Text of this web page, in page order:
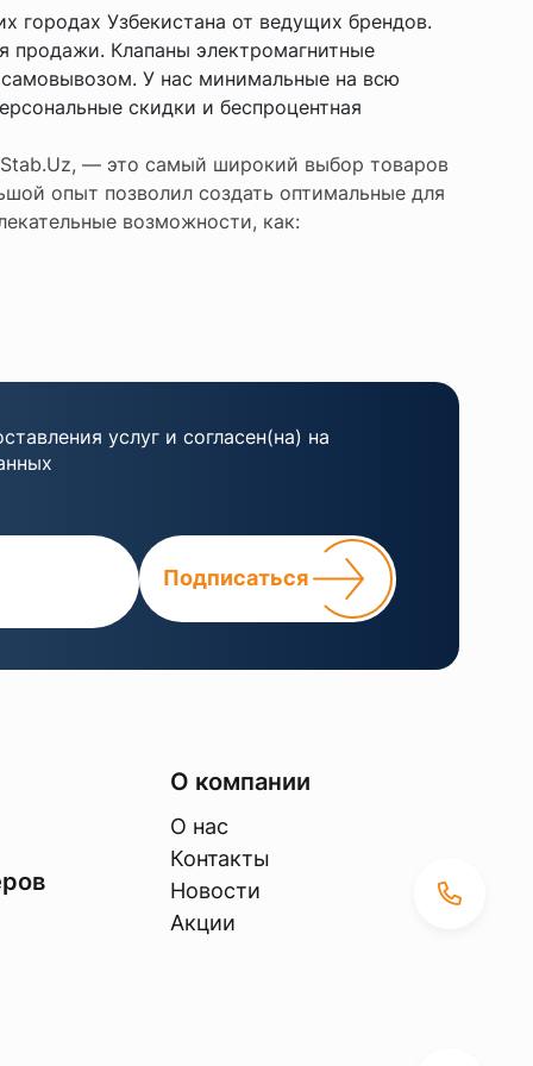
городах Узбекистана от ведущих брендов.
продажи. Клапаны электромагнитные
У нас минимальные на всю
скидки и беспроцентная
Stab.Uz, — это самый широкий выбор товаров
опыт позволил создать оптимальные для
возможности, как:
услуг и согласен(на) на
Подписаться
О компании
О нас
Контакты
Новости
Акции